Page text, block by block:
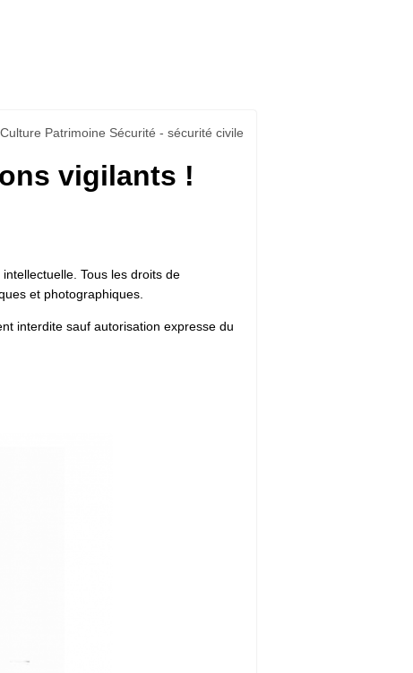
Culture Patrimoine Sécurité - sécurité civile
vigilants !
Tous les droits de
et photographiques.
interdite sauf autorisation expresse du